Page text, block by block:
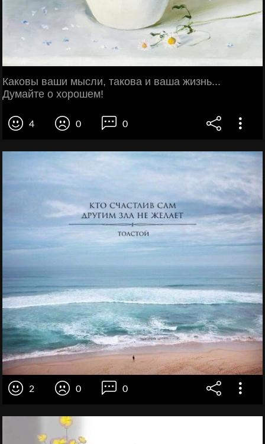
Каковы ваши мысли, такова и ваша жизнь...
Думайте о хорошем!
4 0 0
2 0 0